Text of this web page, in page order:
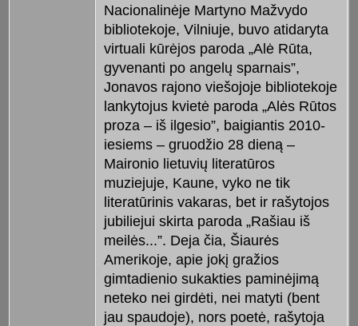
Nacionalinėje Martyno Mažvydo
bibliotekoje, Vilniuje, buvo atidaryta
virtuali kūrėjos paroda „Alė Rūta,
gyvenanti po angelų sparnais”,
Jonavos rajono viešojoje bibliotekoje
lankytojus kvietė paroda „Alės Rūtos
proza – iš ilgesio”, baigiantis 2010-
iesiems – gruodžio 28 dieną –
Maironio lietuvių literatūros
muziejuje, Kaune, vyko ne tik
literatūrinis vakaras, bet ir rašytojos
jubiliejui skirta paroda „Rašiau iš
meilės...”. Deja čia, Šiaurės
Amerikoje, apie jokį gražios
gimtadienio sukakties paminėjimą
neteko nei girdėti, nei matyti (bent
jau spaudoje), nors poetė, rašytoja